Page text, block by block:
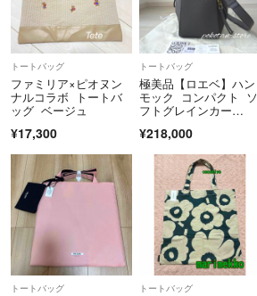
トートバッグ
ファミリア×ピオヌン
ナルコラボ トートバ
ッグ ベージュ
¥17,300
トートバッグ
極美品【ロエベ】ハン
モック コンパクト ソ
フトグレインカー
¥218,000
トートバッグ トートバッグ